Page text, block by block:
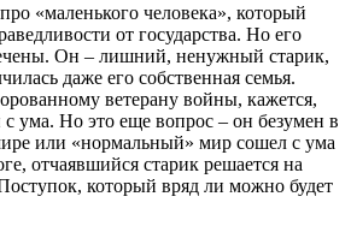
«маленького человека», который
от государства. Но его
Он – лишний, ненужный старик,
даже его собственная семья.
ветерану войны, кажется,
с ума. Но это еще вопрос – он безумен в
или «нормальный» мир сошел с ума
отчаявшийся старик решается на
который вряд ли можно будет